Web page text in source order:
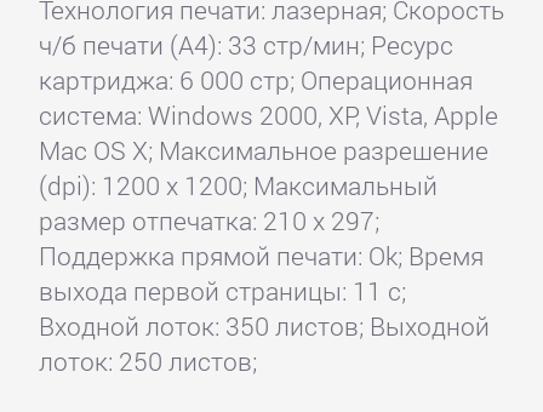
Технология печати: лазерная; Скорость
ч/б печати (А4): 33 стр/мин; Ресурс
картриджа: 6 000 стр; Операционная
система: Windows 2000, XP, Vista, Apple
Mac OS X; Максимальное разрешение
(dpi): 1200 x 1200; Максимальный
размер отпечатка: 210 x 297;
Поддержка прямой печати: Ok; Время
выхода первой страницы: 11 с;
Входной лоток: 350 листов; Выходной
лоток: 250 листов;